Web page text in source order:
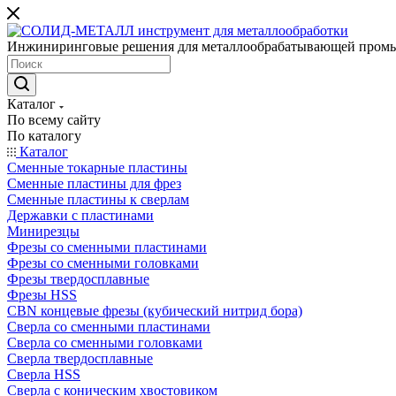
Инжиниринговые решения для металлообрабатывающей
Каталог
По всему сайту
По каталогу
Каталог
Сменные токарные пластины
Сменные пластины для фрез
Сменные пластины к сверлам
Державки с пластинами
Минирезцы
Фрезы со сменными пластинами
Фрезы со сменными головками
Фрезы твердосплавные
Фрезы HSS
CBN концевые фрезы (кубический нитрид бора)
Сверла со сменными пластинами
Сверла со сменными головками
Сверла твердосплавные
Сверла HSS
Сверла с коническим хвостовиком